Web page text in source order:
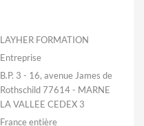
LAYHER FORMATION
Entreprise
B.P. 3 - 16, avenue James de
Rothschild 77614 - MARNE
LA VALLEE CEDEX 3